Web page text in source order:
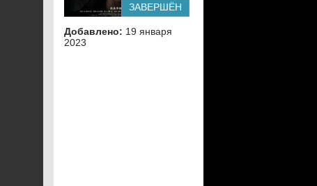
ЗАВЕРШЁН
Добавлено: 19 января
2023